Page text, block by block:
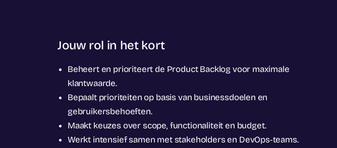
Jouw rol in het kort
Beheert en prioriteert de Product Backlog voor maximale
klantwaarde.
Bepaalt prioriteiten op basis van businessdoelen en
gebruikersbehoeften.
Maakt keuzes over scope, functionaliteit en budget.
Werkt intensief samen met stakeholders en DevOps‑teams.